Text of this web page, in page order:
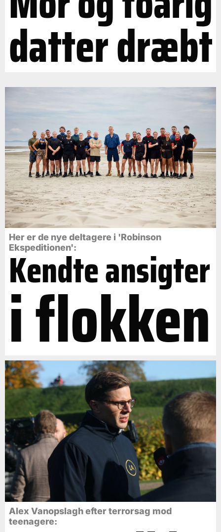
datter dræbt
Her er de nye deltagere i 'Robinson
Ekspeditionen':
Kendte ansigter
i flokken
Alex Vanopslagh efter terrorsag mod
teenagere: